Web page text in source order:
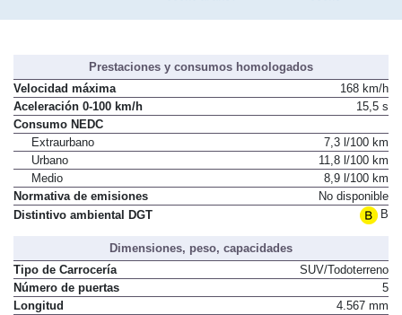
Prestaciones y consumos homologados
Velocidad máxima
168 km/h
Aceleración 0-100 km/h
15,5 s
Consumo NEDC
Extraurbano
7,3 l/100 km
Urbano
11,8 l/100 km
Medio
8,9 l/100 km
Normativa de emisiones
No disponible
Distintivo ambiental DGT
B
Dimensiones, peso, capacidades
Tipo de Carrocería
SUV/Todoterreno
Número de puertas
5
Longitud
4.567 mm